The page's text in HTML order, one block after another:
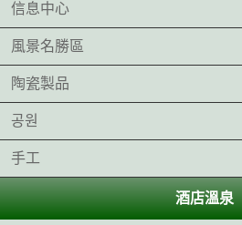
信息中心
風景名勝區
陶瓷製品
공원
手工
酒店溫泉